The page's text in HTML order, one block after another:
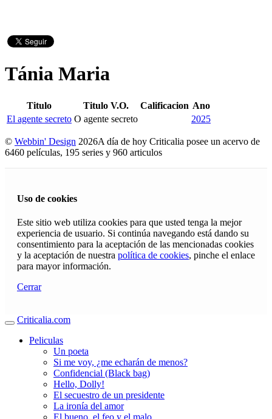
Tánia Maria
Titulo Titulo V.O. Calificacion Ano
El agente secreto O agente secreto 2025
© Webbin' Design 2026A día de hoy Criticalia posee un acervo de
6460 películas, 195 series y 960 articulos
Uso de cookies
Este sitio web utiliza cookies para que usted tenga la mejor
experiencia de usuario. Si continúa navegando está dando su
consentimiento para la aceptación de las mencionadas cookies
y la aceptación de nuestra política de cookies, pinche el enlace
para mayor información.
Cerrar
Criticalia.com
Peliculas
Un poeta
Si me voy, ¿me echarán de menos?
Confidencial (Black bag)
Hello, Dolly!
El secuestro de un presidente
La ironía del amor